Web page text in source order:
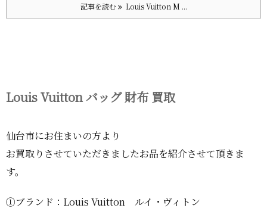
記事を読む Louis Vuitton M ...
Louis Vuitton バッグ 財布 買取
仙台市にお住まいの方より
お買取りさせていただきましたお品を紹介させて頂きま
す。
①ブランド：Louis Vuitton ルイ・ヴィトン